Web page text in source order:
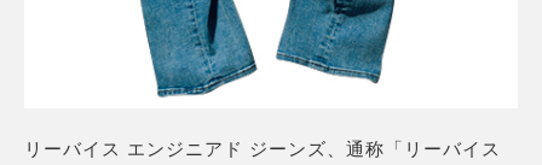
リーバイス エンジニアド ジーンズ、通称「リーバイス